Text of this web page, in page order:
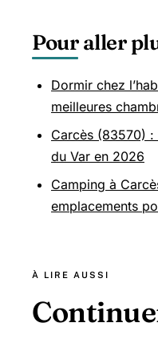
Pour aller
Dormir chez
meilleures
Carcès (83570)
du Var en 2026
Camping à
emplacements
À LIRE AUSSI